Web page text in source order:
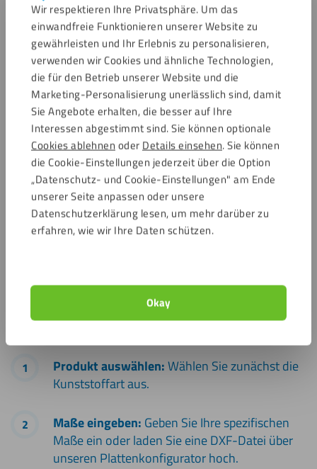
Wir respektieren Ihre Privatsphäre. Um das
einwandfreie Funktionieren unserer Website zu
gewährleisten und Ihr Erlebnis zu personalisieren,
verwenden wir Cookies und ähnliche Technologien,
die für den Betrieb unserer Website und die
Marketing-Personalisierung unerlässlich sind, damit
Sie Angebote erhalten, die besser auf Ihre
Interessen abgestimmt sind. Sie können optionale
Cookies ablehnen oder Details einsehen. Sie können
die Cookie-Einstellungen jederzeit über die Option
„Datenschutz- und Cookie-Einstellungen" am Ende
unserer Seite anpassen oder unsere
Datenschutzerklärung lesen, um mehr darüber zu
erfahren, wie wir Ihre Daten schützen.
Okay
Gehe zur Folie 1
Gehe zur Folie 2
Gehe zur Folie 3
Gehe zur Folie 4
Gehe zur Folie 5
Überdachung aus Kunststoff?
Es ist ganz einfach, Kunststoffplatten nach Maß über
unseren Online-Shop zu bestellen.
Produkt auswählen:Wählen Sie zunächst die
Kunststoffart aus.
Maße eingeben: Geben Sie Ihre spezifischen
Maße ein oder laden Sie eine DXF-Datei über
unseren Plattenkonfigurator hoch.